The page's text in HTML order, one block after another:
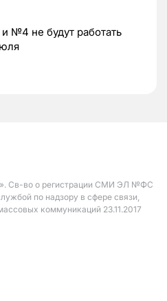
№4 не будут работать
Св-во о регистрации СМИ ЭЛ №ФС
по надзору в сфере связи,
коммуникаций 23.11.2017